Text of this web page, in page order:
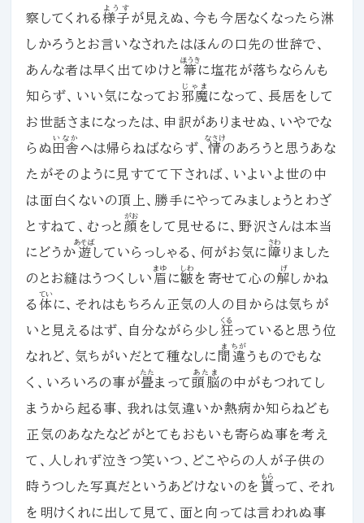
察してくれる様子
ようす
が見えぬ、今も今居なくなったら淋
しかろうとお言いなされたはほんの口先の世辞で、
あんな者は早く出てゆけと 箒
ほうき
に塩花が落ちならんも
知らず、いい気になってお 邪魔
じゃま
になって、長居をして
お世話さまになったは、申訳がありませぬ、いやでな
らぬ 田舎
いなか
へは帰らねばならず、情
なさけ
のあろうと思うあな
たがそのように見すてて下されば、いよいよ世の中
は面白くないの頂上、勝手にやってみましょうとわざ
とすねて、むっと 顔
がお
をして見せるに、野沢さんは本当
にどうか遊
あそば
していらっしゃる、何がお気に 障
さわ
りました
のとお縫はうつくしい 眉
まゆ
に皺
しわ
を寄せて心の解
げ
しかね
る 体
てい
に、それはもちろん正気の人の目からは気ちが
いと見えるはず、自分ながら少し 狂
くる
っていると思う位
なれど、気ちがいだとて種なしに 間
ま
違
ちが
うものでもな
く、いろいろの事が畳
たた
まって頭脳
あたま
の中がもつれてし
まうから起る事、我れは気違いか熱病か知らねども
正気のあなたなどがとてもおもいも寄らぬ事を考え
て、人しれず泣きつ笑いつ、どこやらの人が子供の
時うつした写真だというあどけないのを 貰
もら
って、それ
を明けくれに出して見て、面と向っては言われぬ事